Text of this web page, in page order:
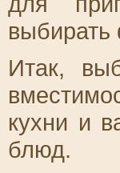
Итак,
кухни и
блюд.